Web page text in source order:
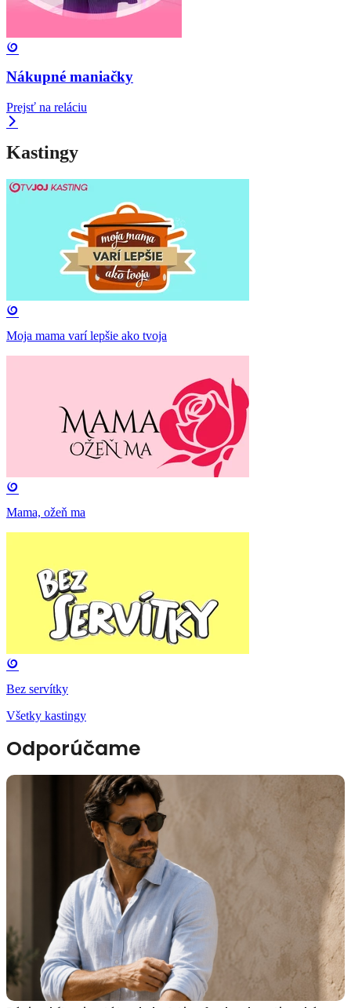
Nákupné maniačky
Prejsť na reláciu
Kastingy
Moja mama varí lepšie ako tvoja
Mama, ožeň ma
Bez servítky
Všetky kastingy
Odporúčame